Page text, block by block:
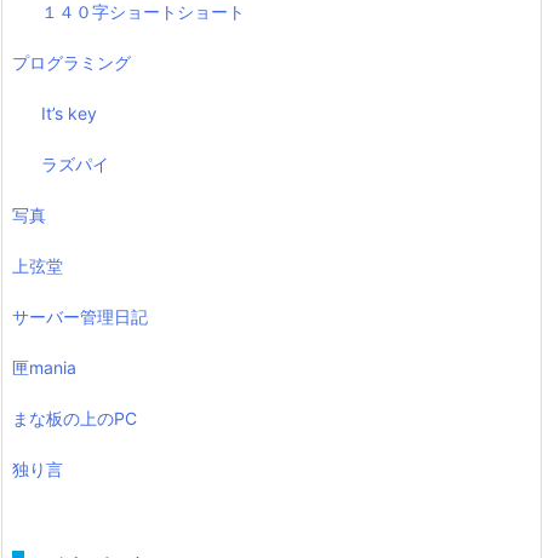
１４０字ショートショート
プログラミング
It’s key
ラズパイ
写真
上弦堂
サーバー管理日記
匣mania
まな板の上のPC
独り言